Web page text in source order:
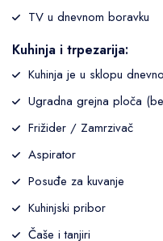
TV u dnevnom boravku
Kuhinja i trpezarija:
Kuhinja je u sklopu
Ugradna grejna ploča
Frižider / Zamrzivač
Aspirator
Posuđe za kuvanje
Kuhinjski pribor
Čaše i tanjiri